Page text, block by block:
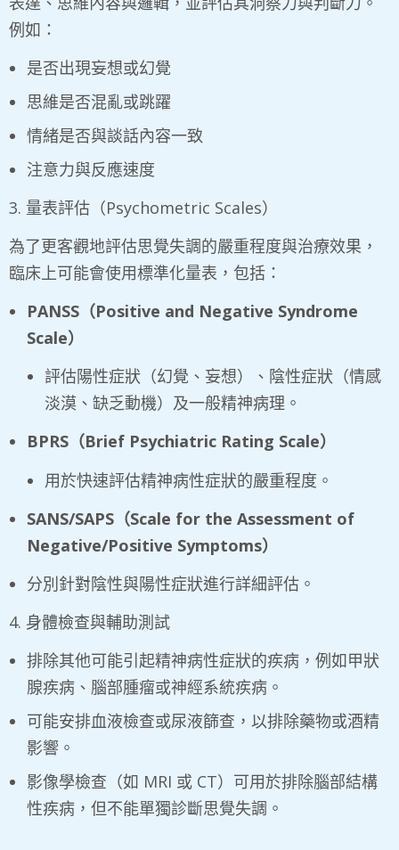
例如：
是否出現妄想或幻覺
思維是否混亂或跳躍
情緒是否與談話內容一致
注意力與反應速度
3. 量表評估（Psychometric Scales）
為了更客觀地評估思覺失調的嚴重程度與治療效果，
臨床上可能會使用標準化量表，包括：
PANSS （Positive and Negative Syndrome
Scale）
評估陽性症狀（幻覺、妄想）、陰性症狀（情感
淡漠、缺乏動機）及一般精神病理。
BPRS （Brief Psychiatric Rating Scale）
用於快速評估精神病性症狀的嚴重程度。
SANS/SAPS （Scale for the Assessment of
Negative/Positive Symptoms）
分別針對陰性與陽性症狀進行詳細評估。
4. 身體檢查與輔助測試
排除其他可能引起精神病性症狀的疾病，例如甲狀
腺疾病、腦部腫瘤或神經系統疾病。
可能安排血液檢查或尿液篩查，以排除藥物或酒精
影響。
影像學檢查（如 MRI 或 CT）可用於排除腦部結構
性疾病，但不能單獨診斷思覺失調。